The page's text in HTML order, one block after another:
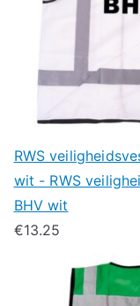
RWS
wit - RWS
BHV wit
€13.25